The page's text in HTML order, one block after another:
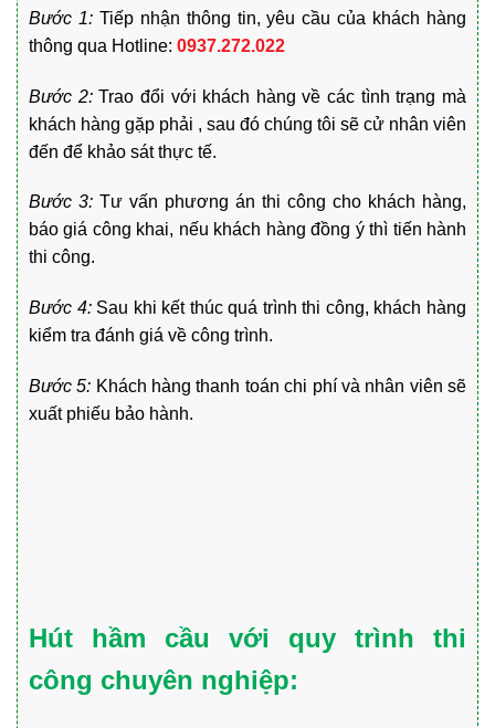
Bước 1:Tiếp nhận thông tin, yêu cầu của khách hàng
thông qua Hotline: 0937.272.022
Bước 2:Trao đổi với khách hàng về các tình trạng mà
khách hàng gặp phải , sau đó chúng tôi sẽ cử nhân viên
đến để khảo sát thực tế.
Bước 3: Tư vấn phương án thi công cho khách hàng,
báo giá công khai, nếu khách hàng đồng ý thì tiến hành
thi công.
Bước 4:Sau khi kết thúc quá trình thi công, khách hàng
kiểm tra đánh giá về công trình.
Bước 5: Khách hàng thanh toán chi phí và nhân viên sẽ
xuất phiếu bảo hành.
Hút hầm cầu với quy trình thi
công chuyên nghiệp: